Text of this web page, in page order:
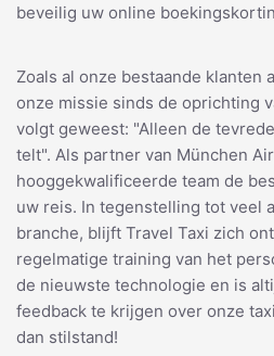
beveilig uw online
Zoals al onze bestaande klanten
onze missie sinds de oprichting
volgt geweest: "Alleen de
telt". Als partner van München
hooggekwalificeerde team de
uw reis. In tegenstelling tot veel
branche, blijft Travel Taxi zich
regelmatige training van het
de nieuwste technologie en is
feedback te krijgen over onze
dan stilstand!